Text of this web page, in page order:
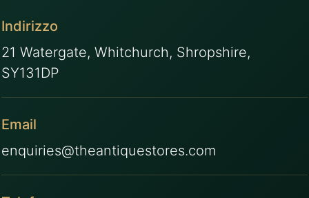
Indirizzo
21 Watergate, Whitchurch, Shropshire,
SY131DP
Email
enquiries@theantiquestores.com